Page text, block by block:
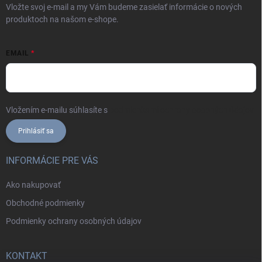
Vložte svoj e-mail a my Vám budeme zasielať informácie o nových
produktoch na našom e-shope.
EMAIL
Vložením e-mailu súhlasíte s
Prihlásiť sa
INFORMÁCIE PRE VÁS
Ako nakupovať
Obchodné podmienky
Podmienky ochrany osobných údajov
KONTAKT